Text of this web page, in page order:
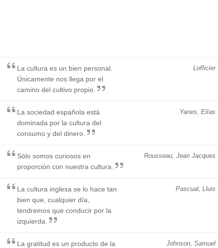
Lofficier
La cultura es un bien personal.
Únicamente nos llega por el
camino del cultivo propio.
Yanes, Elías
La sociedad española está
dominada por la cultura del
consumo y del dinero.
Rousseau, Jean Jacques
Sólo somos curiosos en
proporción con nuestra cultura.
Pascual, Lluis
La cultura inglesa se lo hace tan
bien que, cualquier día,
tendremos que conducir por la
izquierda.
Johnson, Samuel
La gratitud es un producto de la